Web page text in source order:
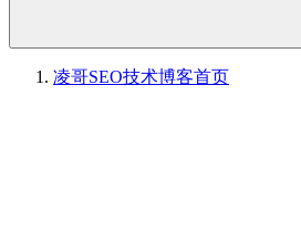
凌哥SEO技术博客首页